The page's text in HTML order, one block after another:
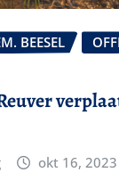
BEESEL
okt 16, 2023